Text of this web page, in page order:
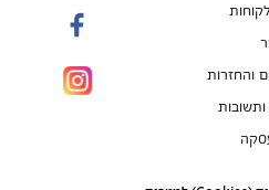
והחזרות